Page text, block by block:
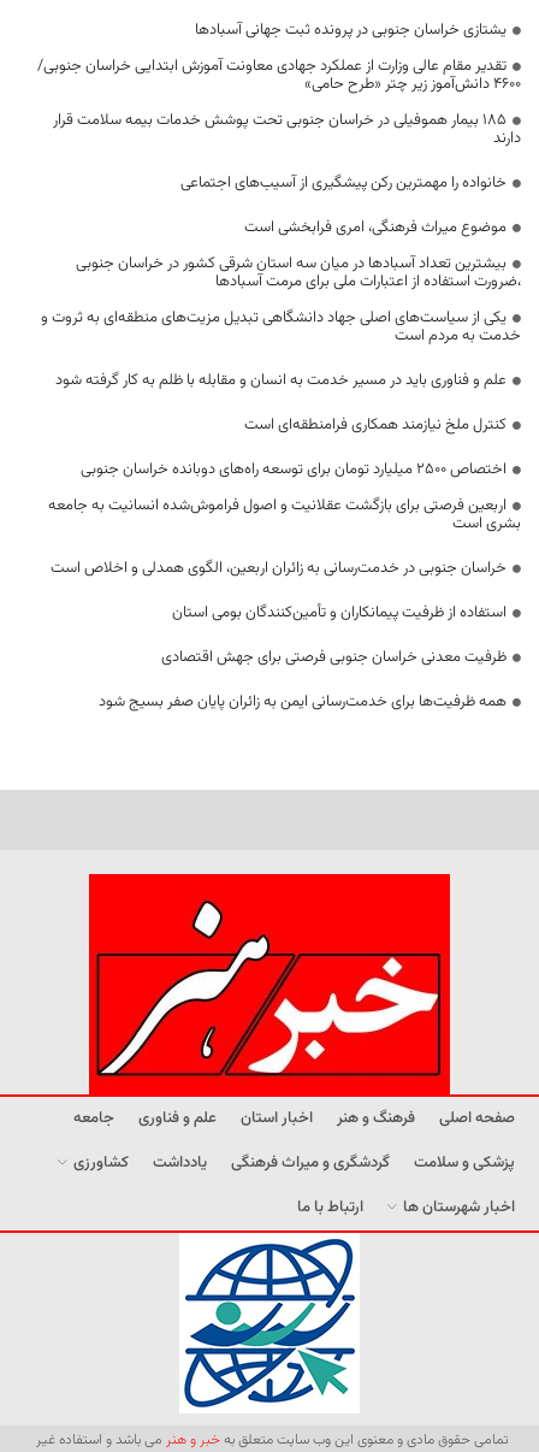
یشتازی خراسان جنوبی در پرونده ثبت جهانی آسبادها
تقدیر مقام عالی وزارت از عملکرد جهادی معاونت آموزش ابتدایی خراسان جنوبی/
۴۶۰۰ دانش‌آموز زیر چتر «طرح حامی»
۱۸۵ بیمار هموفیلی در خراسان جنوبی تحت پوشش خدمات بیمه سلامت قرار
دارند
خانواده را مهمترین رکن پیشگیری از آسیب‌های اجتماعی
موضوع میراث فرهنگی، امری فرابخشی است
بیشترین تعداد آسبادها در میان سه استان شرقی کشور در خراسان جنوبی
،ضرورت استفاده از اعتبارات ملی برای مرمت آسبادها
یکی از سیاست‌های اصلی جهاد دانشگاهی تبدیل مزیت‌های منطقه‌ای به ثروت و
خدمت به مردم است
علم و فناوری باید در مسیر خدمت به انسان و مقابله با ظلم به کار گرفته شود
کنترل ملخ نیازمند همکاری فرامنطقه‌ای است
اختصاص 2500 میلیارد تومان برای توسعه راه‌های دوبانده خراسان جنوبی
اربعین فرصتی برای بازگشت عقلانیت و اصول فراموش‌شده انسانیت به جامعه
بشری است
خراسان جنوبی در خدمت‌رسانی به زائران اربعین، الگوی همدلی و اخلاص است
استفاده از ظرفیت پیمانکاران و تأمین‌کنندگان بومی استان
ظرفیت معدنی خراسان جنوبی فرصتی برای جهش اقتصادی
همه ظرفیت‌ها برای خدمت‌رسانی ایمن به زائران پایان صفر بسیج شود
صفحه اصلی فرهنگ و هنر اخبار استان علم و فناوری
جامعه
پزشکی و سلامت
گردشگری و میراث فرهنگی یادداشت
کشاورزی
اخبار شهرستان ها
ارتباط با ما
تمامی حقوق مادی و معنوی این وب سایت متعلق بهخبر و هنر می باشد و استفاده غیر